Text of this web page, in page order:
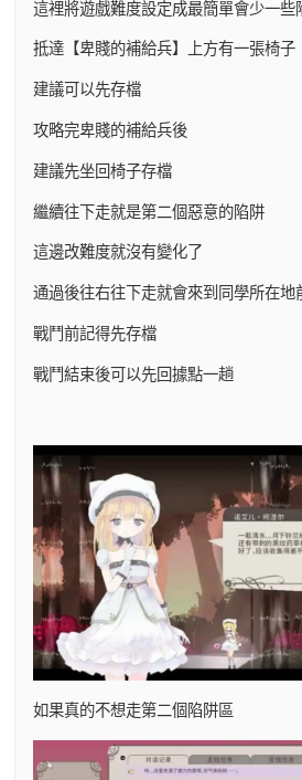
這裡將遊戲難度設定成最簡單會少一些
抵達【卑賤的補給兵】上方有一張椅子
建議可以先存檔
攻略完卑賤的補給兵後
建議先坐回椅子存檔
繼續往下走就是第二個惡意的陷阱
這邊改難度就沒有變化了
通過後往右往下走就會來到同學所在地
戰鬥前記得先存檔
戰鬥結束後可以先回據點一趟
如果真的不想走第二個陷阱區